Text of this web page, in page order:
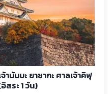
านัมบะ ยาซากะ ศาลเจ้าคิฟุ
สระ 1 วัน)